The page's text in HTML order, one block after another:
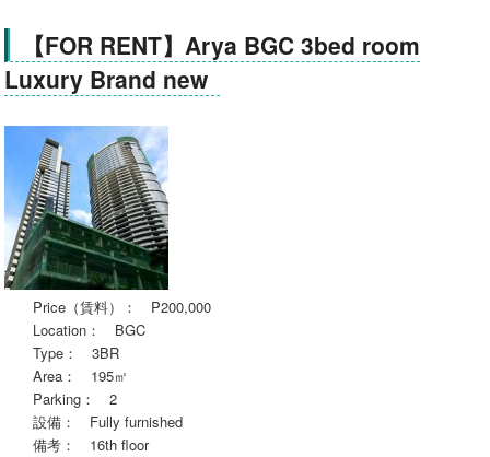
【FOR RENT】Arya BGC 3bed room
Luxury Brand new
Price（賃料）： P200,000
Location： BGC
Type： 3BR
Area： 195㎡
Parking： 2
設備： Fully furnished
備考： 16th floor